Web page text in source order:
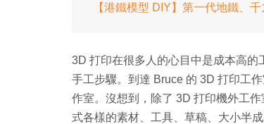
【港鐵模型 DIY】第一代地鐵、
3D 打印在很多人的心目中是成本高
手工步驟。到達 Bruce 的 3D 打印工
作室。沒想到，除了 3D 打印機外工
式各樣的素材、工具、草稿、大小半